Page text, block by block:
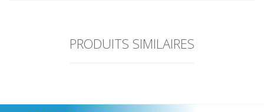
PRODUITS SIMILAIRES